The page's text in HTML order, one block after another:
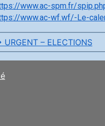
www.ac-spm.fr/
www.ac-wf.wf/-Le-
URGENT – ELECTIONS